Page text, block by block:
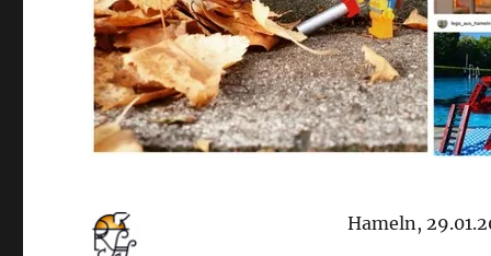
Hameln,